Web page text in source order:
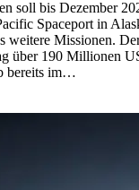
soll bis Dezember
Spaceport in
weitere Missionen.
über 190 Millionen
bereits im…